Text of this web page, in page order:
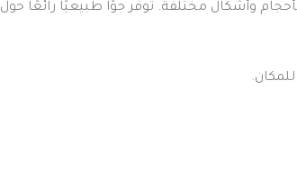
وأشكال مختلفة. توفر جوًا طبيعيًا رائعًا حول